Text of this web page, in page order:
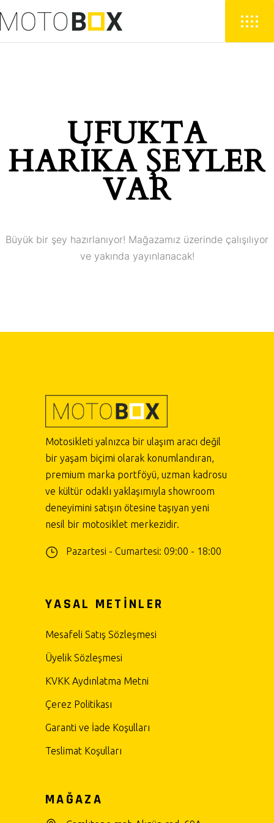
UFUKTA
HARIKA ŞEYLER
VAR
Büyük bir şey hazırlanıyor! Mağazamız üzerinde çalışılıyor
ve yakında yayınlanacak!
Motosikleti yalnızca bir ulaşım aracı değil
bir yaşam biçimi olarak konumlandıran,
premium marka portföyü, uzman kadrosu
ve kültür odaklı yaklaşımıyla showroom
deneyimini satışın ötesine taşıyan yeni
nesil bir motosiklet merkezidir.
Pazartesi - Cumartesi: 09:00 - 18:00
YASAL METİNLER
Mesafeli Satış Sözleşmesi
Üyelik Sözleşmesi
KVKK Aydınlatma Metni
Çerez Politikası
Garanti ve İade Koşulları
Teslimat Koşulları
MAĞAZA